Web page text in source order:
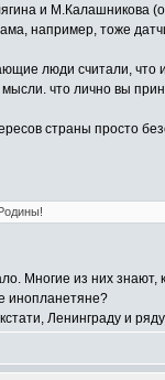
и М.Калашникова
например, тоже
люди считали, что
что лично вы
страны просто
Многие из них знают,
инопланетяне?
Ленинграду и